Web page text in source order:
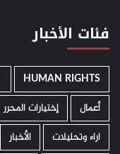
فئات الأخبار
HUMAN RIGHTS
أعمال
إختيارات المحرر
اراء وتحليلات
الأخبار